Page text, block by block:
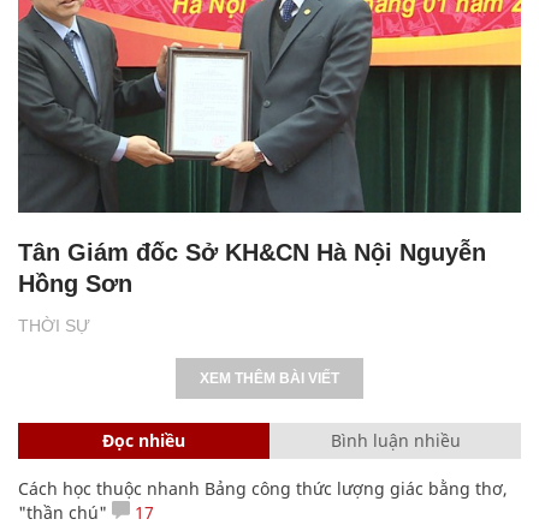
THỜI SỰ
Tân Giám đốc Sở KH&CN Hà Nội Nguyễn
Hồng Sơn
XEM THÊM BÀI VIẾT
Đọc nhiều Bình luận nhiều
Cách học thuộc nhanh Bảng công thức lượng giác bằng thơ,
"thần chú"
17